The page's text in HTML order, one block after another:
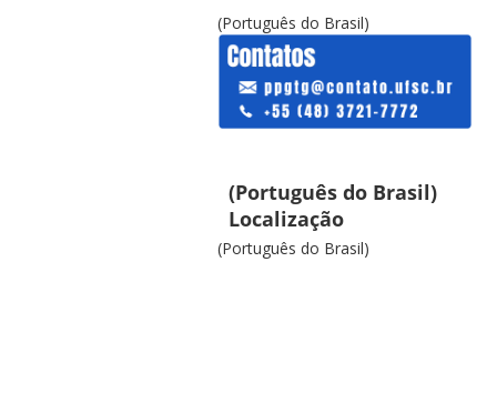
(Português do Brasil)
(Português do Brasil)
Localização
(Português do Brasil)